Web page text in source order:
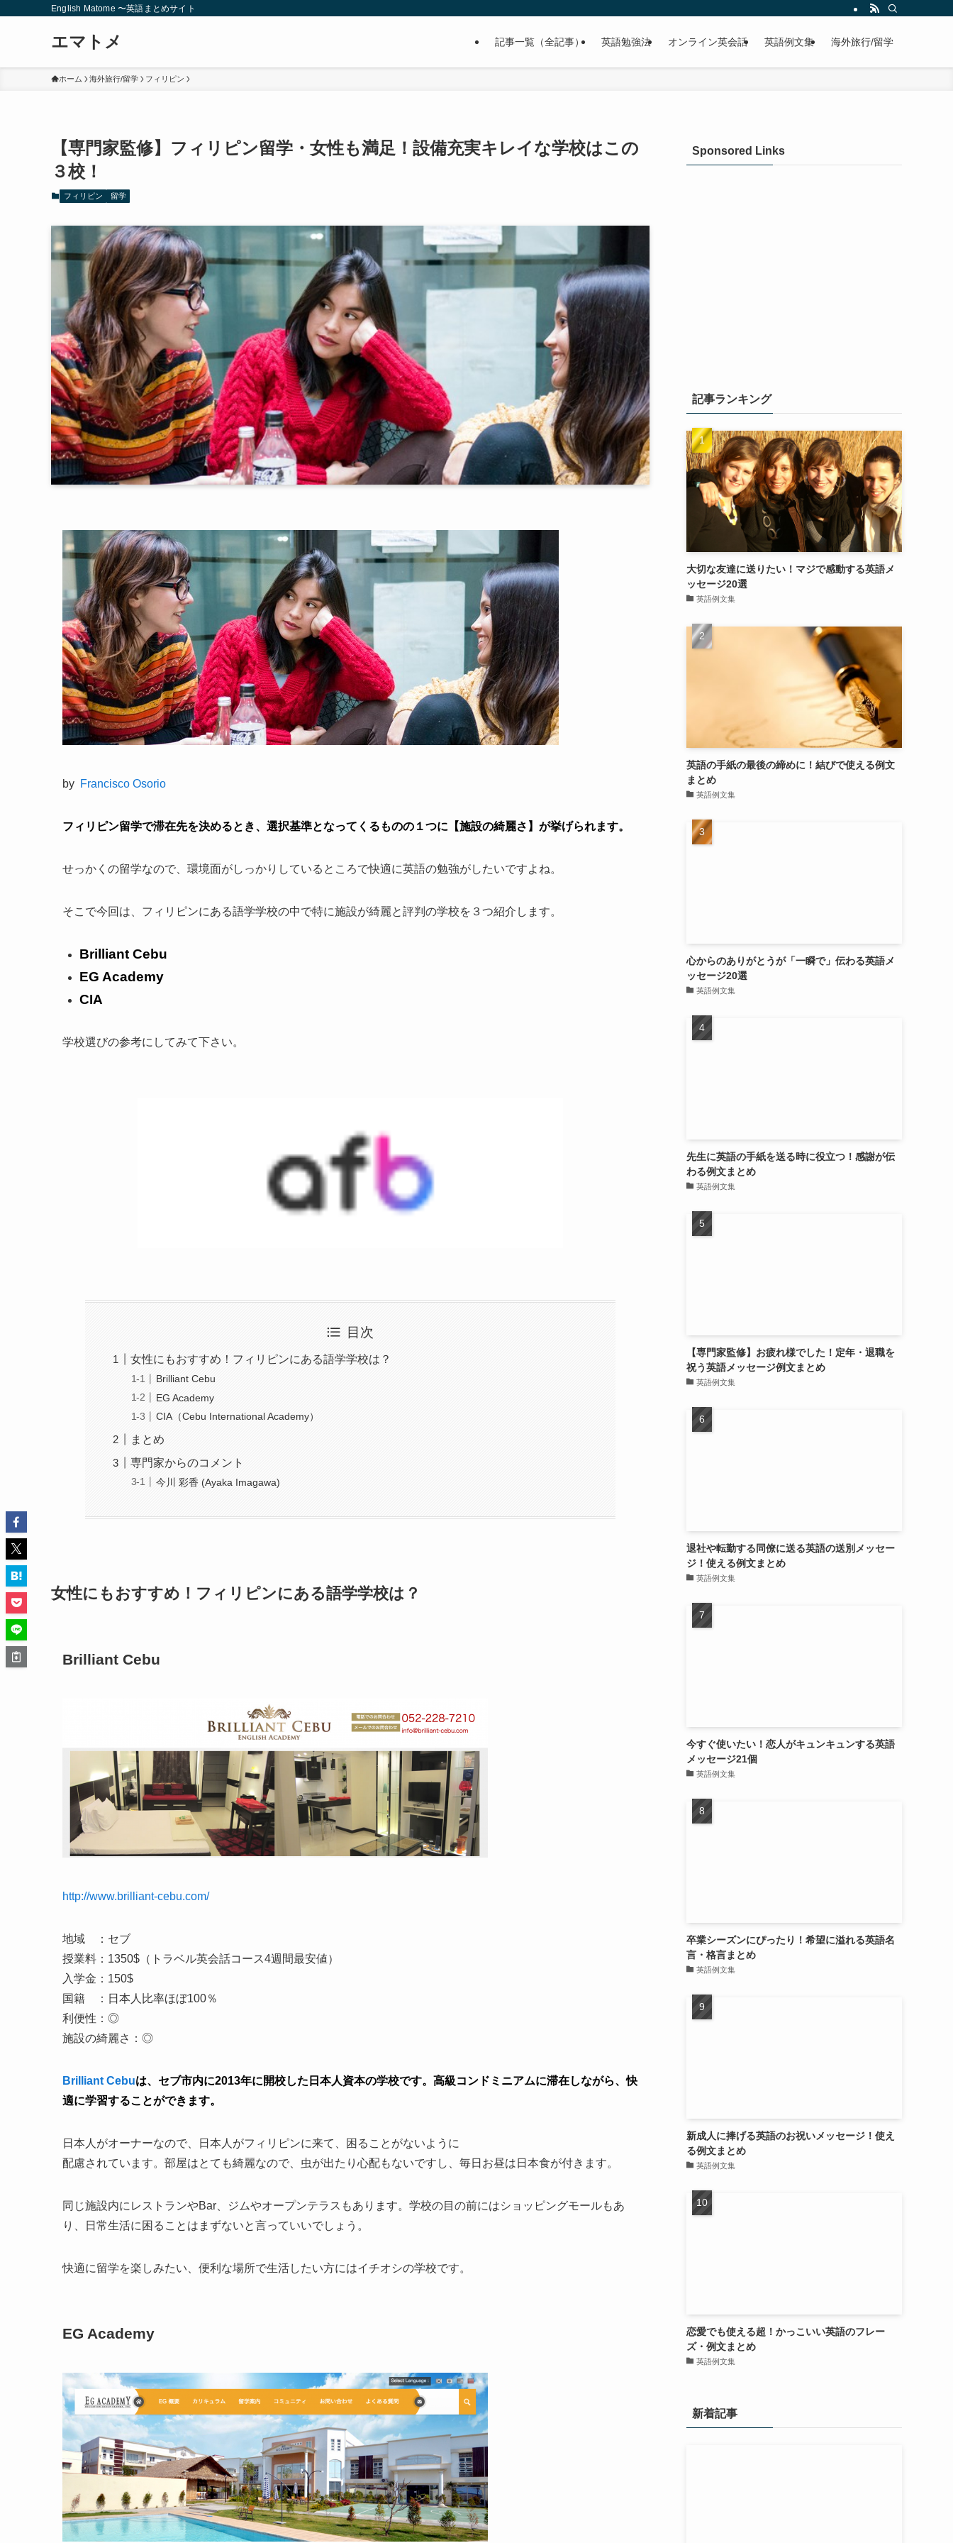
English Matome 〜英語まとめサイト
エマトメ 記事一覧（全記事） 英語勉強法 オンライン英会話 英語例文集 海外旅行/留学
ホーム 海外旅行/留学 フィリピン
【専門家監修】フィリピン留学・女性も満足！設備充実キレイな学校はこの
３校！
フィリピン 留学
by Francisco Osorio
フィリピン留学で滞在先を決めるとき、選択基準となってくるものの１つに【施設の綺麗さ】が挙げられます。
せっかくの留学なので、環境面がしっかりしているところで快適に英語の勉強がしたいですよね。
そこで今回は、フィリピンにある語学学校の中で特に施設が綺麗と評判の学校を３つ紹介します。
Brilliant Cebu
EG Academy
CIA
学校選びの参考にしてみて下さい。
目次
女性にもおすすめ！フィリピンにある語学学校は？
Brilliant Cebu
EG Academy
CIA（Cebu International Academy）
まとめ
専門家からのコメント
今川 彩香 (Ayaka Imagawa)
女性にもおすすめ！フィリピンにある語学学校は？
Brilliant Cebu
http://www.brilliant-cebu.com/
地域 ：セブ
授業料：1350$（トラベル英会話コース4週間最安値）
入学金：150$
国籍 ：日本人比率ほぼ100％
利便性：◎
施設の綺麗さ：◎
Brilliant Cebuは、セブ市内に2013年に開校した日本人資本の学校です。高級コンドミニアムに滞在しながら、快
適に学習することができます。
日本人がオーナーなので、日本人がフィリピンに来て、困ることがないように
配慮されています。部屋はとても綺麗なので、虫が出たり心配もないですし、毎日お昼は日本食が付きます。
同じ施設内にレストランやBar、ジムやオープンテラスもあります。学校の目の前にはショッピングモールもあ
り、日常生活に困ることはまずないと言っていいでしょう。
快適に留学を楽しみたい、便利な場所で生活したい方にはイチオシの学校です。
EG Academy
Sponsored Links
記事ランキング
大切な友達に送りたい！マジで感動する英語メ
ッセージ20選
英語例文集
英語の手紙の最後の締めに！結びで使える例文
まとめ
英語例文集
心からのありがとうが「一瞬で」伝わる英語メ
ッセージ20選
英語例文集
先生に英語の手紙を送る時に役立つ！感謝が伝
わる例文まとめ
英語例文集
【専門家監修】お疲れ様でした！定年・退職を
祝う英語メッセージ例文まとめ
英語例文集
退社や転勤する同僚に送る英語の送別メッセー
ジ！使える例文まとめ
英語例文集
今すぐ使いたい！恋人がキュンキュンする英語
メッセージ21個
英語例文集
卒業シーズンにぴったり！希望に溢れる英語名
言・格言まとめ
英語例文集
新成人に捧げる英語のお祝いメッセージ！使え
る例文まとめ
英語例文集
恋愛でも使える超！かっこいい英語のフレー
ズ・例文まとめ
英語例文集
新着記事